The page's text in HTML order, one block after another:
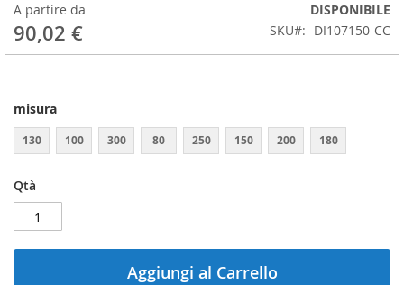
A partire da
90,02 €
DISPONIBILE
SKU
DI107150-CC
misura
130 100 300 80 250 150 200 180
Qtà
Aggiungi al Carrello
di
immagini